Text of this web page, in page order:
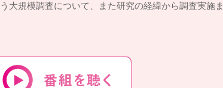
大規模調査について、また研究の経緯から調査実施ま